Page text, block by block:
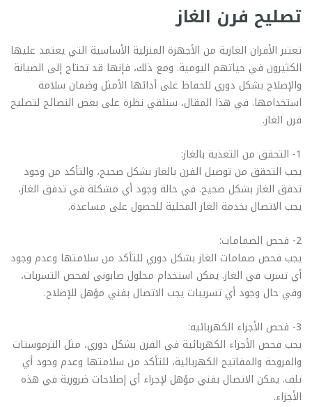
تصليح فرن الغاز
تعتبر الأفران الغازية من الأجهزة المنزلية الأساسية التي يعتمد عليها
الكثيرون في حياتهم اليومية. ومع ذلك، فإنها قد تحتاج إلى الصيانة
والإصلاح بشكل دوري للحفاظ على أدائها الأمثل وضمان سلامة
استخدامها. في هذا المقال، سنلقي نظرة على بعض النصائح لتصليح
فرن الغاز.
1- التحقق من التغذية بالغاز:
يجب التحقق من توصيل الفرن بالغاز بشكل صحيح، والتأكد من وجود
تدفق الغاز بشكل صحيح. في حالة وجود أي مشكلة في تدفق الغاز،
يجب الاتصال بخدمة الغاز المحلية للحصول على مساعدة.
2- فحص الصمامات:
يجب فحص صمامات الغاز بشكل دوري للتأكد من سلامتها وعدم وجود
أي تسرب في الغاز. يمكن استخدام محلول صابوني لفحص التسربات،
وفي حال وجود أي تسريبات يجب الاتصال بفني مؤهل للإصلاح.
3- فحص الأجزاء الكهربائية:
يجب فحص الأجزاء الكهربائية في الفرن بشكل دوري، مثل الثرموستات
والمروحة والمفاتيح الكهربائية، للتأكد من سلامتها وعدم وجود أي
تلف. يمكن الاتصال بفني مؤهل لإجراء أي إصلاحات ضرورية في هذه
الأجزاء.